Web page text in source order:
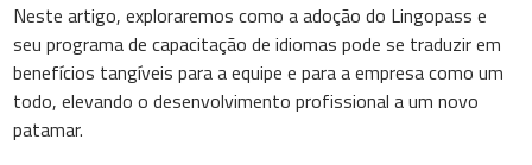
Neste artigo, exploraremos como a adoção do Lingopass e
seu programa de capacitação de idiomas pode se traduzir em
benefícios tangíveis para a equipe e para a empresa como um
todo, elevando o desenvolvimento profissional a um novo
patamar.